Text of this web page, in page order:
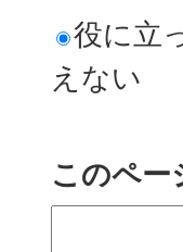
役に立
えない
このペー